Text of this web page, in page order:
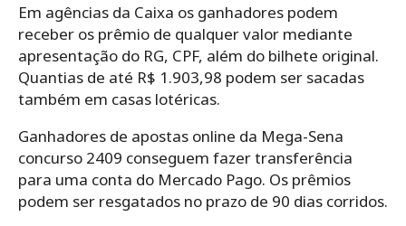
Em agências da Caixa os ganhadores podem
receber os prêmio de qualquer valor mediante
apresentação do RG, CPF, além do bilhete original.
Quantias de até R$ 1.903,98 podem ser sacadas
também em casas lotéricas.
Ganhadores de apostas online da Mega-Sena
concurso 2409 conseguem fazer transferência
para uma conta do Mercado Pago. Os prêmios
podem ser resgatados no prazo de 90 dias corridos.